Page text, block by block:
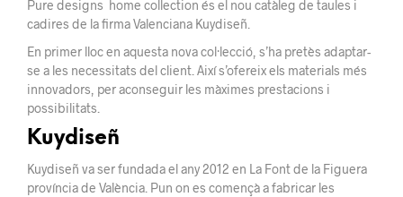
Pure designs home collection és el nou catàleg de taules i
cadires de la firma Valenciana Kuydiseñ.
En primer lloc en aquesta nova col·lecció, s’ha pretès adaptar-
se a les necessitats del client. Així s’ofereix els materials més
innovadors, per aconseguir les màximes prestacions i
possibilitats.
Kuydiseñ
Kuydiseñ va ser fundada el any 2012 en La Font de la Figuera
província de València. Pun on es començà a fabricar les